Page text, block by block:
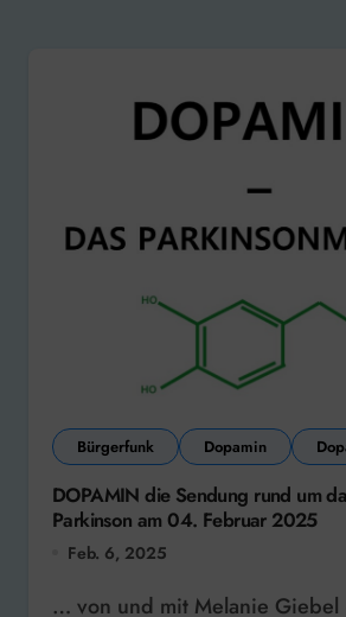
Bürgerfunk Dopamin
DOPAMIN die Sendung rund um
Parkinson am 04. Februar 2025
Feb. 6, 2025
… von und mit Melanie